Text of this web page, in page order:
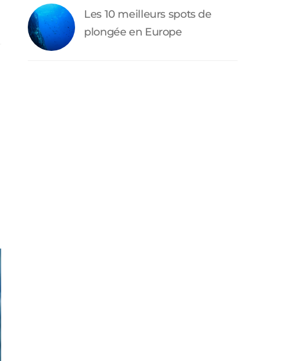
Les 10 meilleurs spots de
plongée en Europe